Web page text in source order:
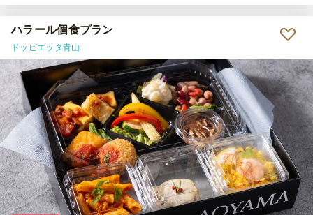
ハラール個食プラン
ドッピエッタ青山